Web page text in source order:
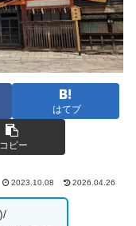
はてブ
コピー
2023.10.08 2026.04.26